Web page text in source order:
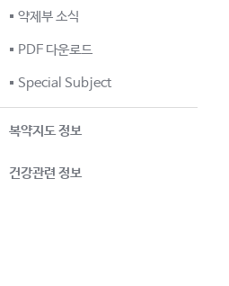
약제부 소식
PDF 다운로드
Special Subject
복약지도 정보
건강관련 정보